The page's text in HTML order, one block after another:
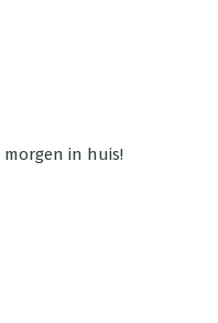
morgen in huis!